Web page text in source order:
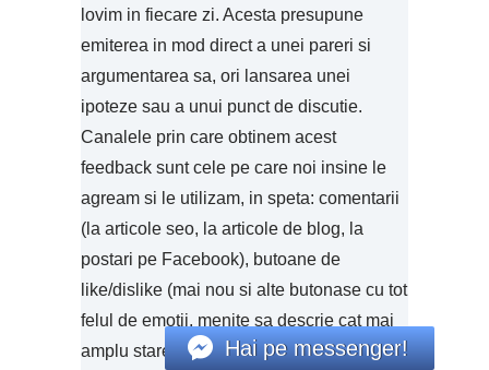
lovim in fiecare zi. Acesta presupune
emiterea in mod direct a unei pareri si
argumentarea sa, ori lansarea unei
ipoteze sau a unui punct de discutie.
Canalele prin care obtinem acest
feedback sunt cele pe care noi insine le
agream si le utilizam, in speta: comentarii
(la articole seo, la articole de blog, la
postari pe Facebook), butoane de
like/dislike (mai nou si alte butonase cu tot
felul de emotii, menite sa descrie cat mai
amplu starea cititorului), dar siHai pe messenger!